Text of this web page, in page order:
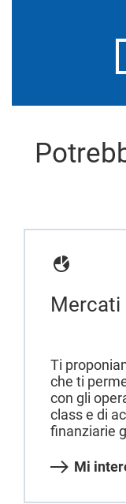
Mercati
Ti
che ti
con gli
class e di
finanziarie
Mi